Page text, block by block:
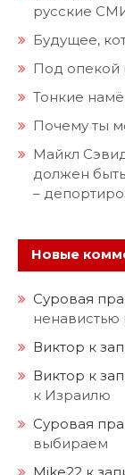
русские
Будущее,
Под опекой
Тонкие
Почему ты
Майкл
должен
–
Новые
Суровая
Виктор к
Виктор к
к Израилю
Суровая
выбираем